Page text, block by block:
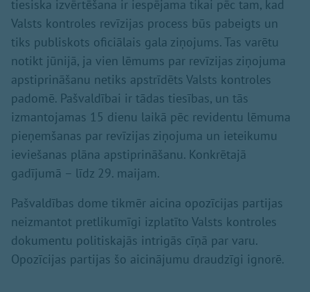
tiesiska izvērtēšana ir iespējama tikai pēc tam, kad
Valsts kontroles revīzijas process būs pabeigts un
tiks publiskots oficiālais gala ziņojums. Tas varētu
notikt jūnijā, ja vien lēmums par revīzijas ziņojuma
apstiprināšanu netiks apstrīdēts Valsts kontroles
padomē. Pašvaldībai ir tādas tiesības, un tās
izmantojamas 15 dienu laikā pēc revidentu lēmuma
pieņemšanas par revīzijas ziņojuma un ieteikumu
ieviešanas plāna apstiprināšanu. Konkrētajā
gadījumā – līdz 29. maijam.
Pašvaldības dome tikmēr aicina opozīcijas partijas
neizmantot pretlikumīgi izplatīto Valsts kontroles
dokumentu politiskajās intrigās cīņā par varu.
Opozīcijas partijas šo aicinājumu draudzīgi ignorē.